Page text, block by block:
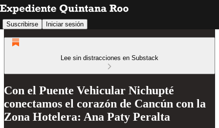
Suscribirse Iniciar sesión
Lee sin distracciones en Substack
Con el Puente Vehicular Nichupté
conectamos el corazón de Cancún con la
Zona Hotelera: Ana Paty Peralta